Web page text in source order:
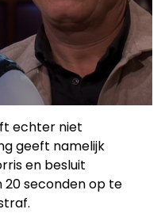
echter niet
geeft namelijk
en besluit
seconden op te